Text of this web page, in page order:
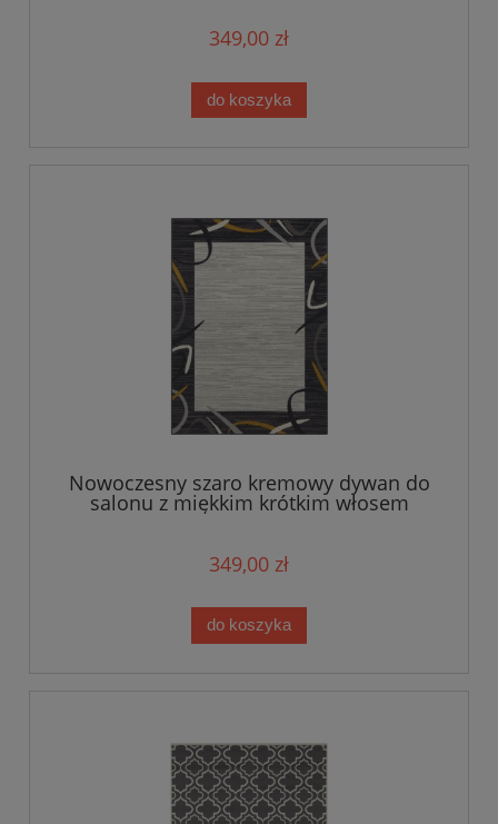
349,00 zł
do koszyka
Nowoczesny szaro kremowy dywan do
salonu z miękkim krótkim włosem
Tapeso 180x260cm
349,00 zł
do koszyka